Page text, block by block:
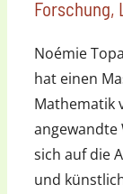
Forschung,
Noémie
hat einen
Mathematik
angewandte
sich auf die
und